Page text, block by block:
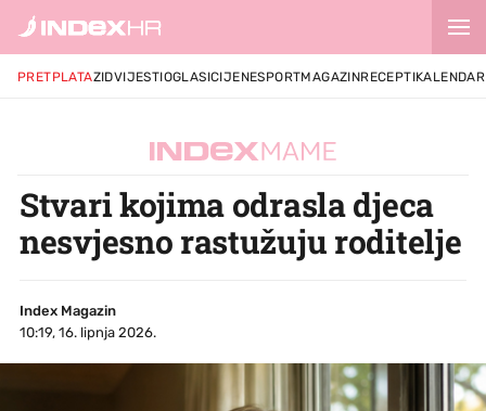
PRETPLATAZIDVIJESTIOGLASICIJENESPORTMAGAZINRECEPTIKALENDAR
Stvari kojima odrasla djeca
nesvjesno rastužuju roditelje
Index Magazin
10:19, 16. lipnja 2026.